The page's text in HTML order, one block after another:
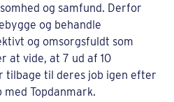
og samfund. Derfor
og behandle
og omsorgsfuldt som
at vide, at 7 ud af 10
tilbage til deres job igen efter
Topdanmark.